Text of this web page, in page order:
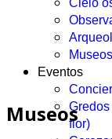
Cielo
Museos
Eventos
flor)
Museos